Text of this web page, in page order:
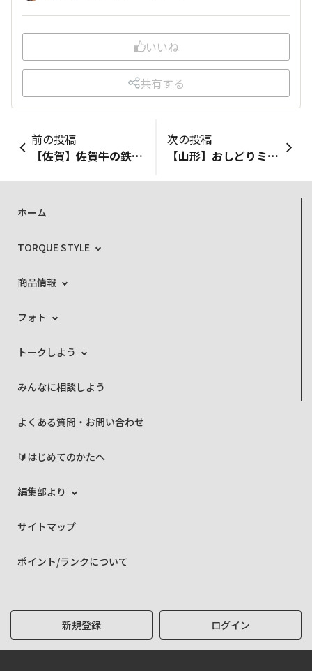
いいね
共有する
前の投稿
【佐賀】佐賀牛の鉄板焼【佐賀牛レストラン季楽】
次の投稿
【山形】おしどりミルクケーキ
ホーム
TORQUE STYLE
商品情報
フォト
トークしよう
みんなに相談しよう
よくある質問・お問い合わせ
🔰はじめてのかたへ
編集部より
サイトマップ
ポイント/ランクについて
新規登録 ログイン